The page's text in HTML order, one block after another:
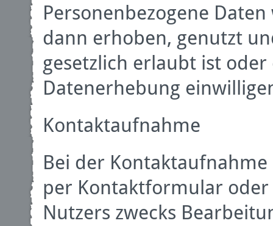
Personenbezogene
dann erhoben, genutzt
gesetzlich erlaubt ist
Datenerhebung
Kontaktaufnahme
Bei der
per Kontaktformular oder
Nutzers zwecks